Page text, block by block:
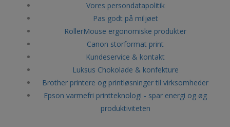
Vores persondatapolitik
Pas godt på miljøet
RollerMouse ergonomiske produkter
Canon storformat print
Kundeservice & kontakt
Luksus Chokolade & konfekture
Brother printere og printløsninger til virksomheder
Epson varmefri printteknologi - spar energi og øg
produktiviteten